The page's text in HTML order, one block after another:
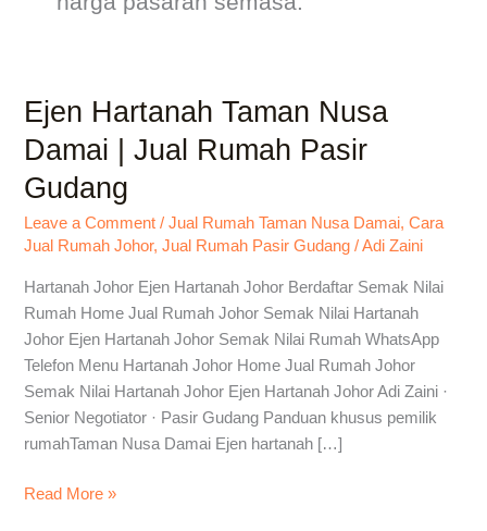
Ejen Hartanah Taman Nusa
Damai | Jual Rumah Pasir
Gudang
Leave a Comment /Jual Rumah Taman Nusa Damai,Cara
Jual Rumah Johor,Jual Rumah Pasir Gudang /Adi Zaini
Hartanah Johor Ejen Hartanah Johor Berdaftar Semak Nilai
Rumah Home Jual Rumah Johor Semak Nilai Hartanah
Johor Ejen Hartanah Johor Semak Nilai Rumah WhatsApp
Telefon Menu Hartanah Johor Home Jual Rumah Johor
Semak Nilai Hartanah Johor Ejen Hartanah Johor Adi Zaini ·
Senior Negotiator · Pasir Gudang Panduan khusus pemilik
rumahTaman Nusa Damai Ejen hartanah […]
Ejen
Hartanah
Taman
Nusa
Rumah
Pasir
Gudang
Read More »